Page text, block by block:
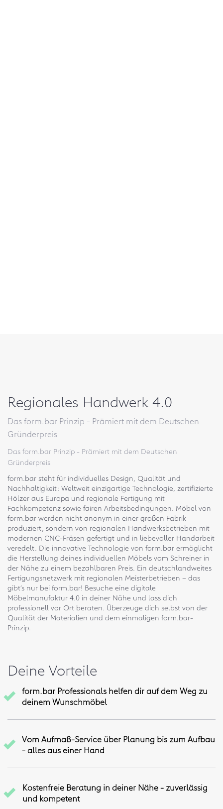
Regionales Handwerk 4.0
Das form.bar Prinzip - Prämiert mit dem Deutschen
Gründerpreis
Das form.bar Prinzip - Prämiert mit dem Deutschen
Gründerpreis
form.bar steht für individuelles Design, Qualität und
Nachhaltigkeit: Weltweit einzigartige Technologie, zertifizierte
Hölzer aus Europa und regionale Fertigung mit
Fachkompetenz sowie fairen Arbeitsbedingungen. Möbel von
form.bar werden nicht anonym in einer großen Fabrik
produziert, sondern von regionalen Handwerksbetrieben mit
modernen CNC-Fräsen gefertigt und in liebevoller Handarbeit
veredelt. Die innovative Technologie von form.bar ermöglicht
die Herstellung deines individuellen Möbels vom Schreiner in
der Nähe zu einem bezahlbaren Preis. Ein deutschlandweites
Fertigungsnetzwerk mit regionalen Meisterbetrieben – das
gibt’s nur bei form.bar! Besuche eine digitale
Möbelmanufaktur 4.0 in deiner Nähe und lass dich
professionell vor Ort beraten. Überzeuge dich selbst von der
Qualität der Materialien und dem einmaligen form.bar-
Prinzip.
Deine Vorteile
form.bar Professionals helfen dir auf dem Weg zu
deinem Wunschmöbel
Vom Aufmaß-Service über Planung bis zum Aufbau
- alles aus einer Hand
Kostenfreie Beratung in deiner Nähe - zuverlässig
und kompetent